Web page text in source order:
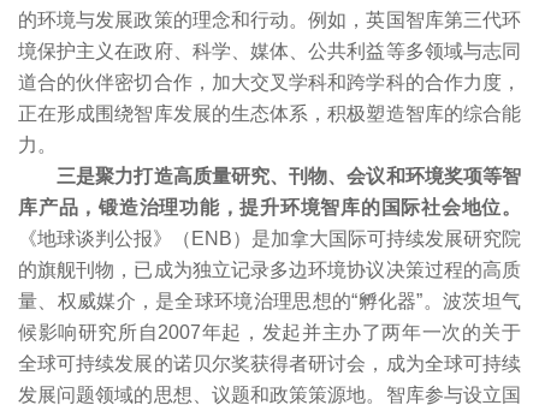
的环境与发展政策的理念和行动。例如，英国智库第三代环
境保护主义在政府、科学、媒体、公共利益等多领域与志同
道合的伙伴密切合作，加大交叉学科和跨学科的合作力度，
正在形成围绕智库发展的生态体系，积极塑造智库的综合能
力。
三是聚力打造高质量研究、刊物、会议和环境奖项等智
库产品，锻造治理功能，提升环境智库的国际社会地位。
《地球谈判公报》（ENB）是加拿大国际可持续发展研究院
的旗舰刊物，已成为独立记录多边环境协议决策过程的高质
量、权威媒介，是全球环境治理思想的“孵化器”。波茨坦气
候影响研究所自2007年起，发起并主办了两年一次的关于
全球可持续发展的诺贝尔奖获得者研讨会，成为全球可持续
发展问题领域的思想、议题和政策策源地。智库参与设立国